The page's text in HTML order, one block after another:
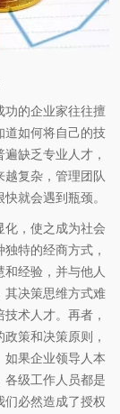
功的企业家往往擅
道如何将自己的技
缺乏专业人才，
复杂，管理团队
就会遇到瓶颈。
化，使之成为社会
特的经商方式，
经验，并与他人
其决策思维方式难
术人才。再者，
策和决策原则，
如果企业领导人本
各级工作人员都是
们必然造成了授权